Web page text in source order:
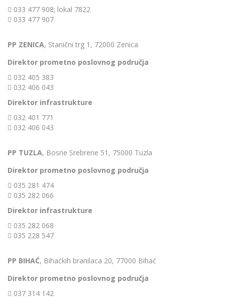
033 477 908; lokal 7822
033 477 907
PP ZENICA, Stanični trg 1, 72000 Zenica
Direktor prometno poslovnog područja
032 405 383
032 406 043
Direktor infrastrukture
032 401 771
032 406 043
PP TUZLA, Bosne Srebrene 51, 75000 Tuzla
Direktor prometno poslovnog područja
035 281 474
035 282 066
Direktor infrastrukture
035 282 068
035 228 547
PP BIHAĆ, Bihaćkih branilaca 20, 77000 Bihać
Direktor prometno poslovnog područja
037 314 142